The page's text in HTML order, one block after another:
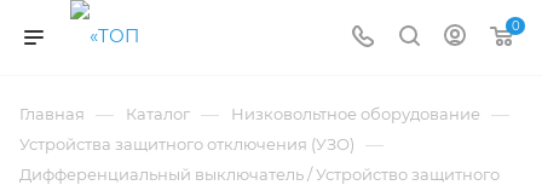
0
Главная — Каталог — Низковольтное оборудование —
Устройства защитного отключения (УЗО) —
Дифференциальный выключатель / Устройство защитного